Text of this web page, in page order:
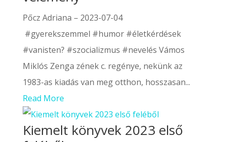
Pőcz Adriana – 2023-07-04
#gyerekszemmel #humor #életkérdések
#vanisten? #szocializmus #nevelés Vámos
Miklós Zenga zének c. regénye, nekünk az
1983-as kiadás van meg otthon, hosszasan...
Read More
Kiemelt könyvek 2023 első